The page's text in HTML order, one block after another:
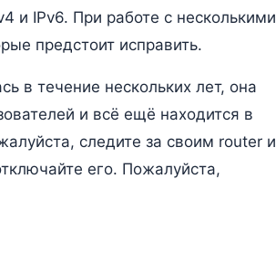
и IPv6. При работе с несколькими
предстоит исправить.
в течение нескольких лет, она
и всё ещё находится в
следите за своим router и
его. Пожалуйста,